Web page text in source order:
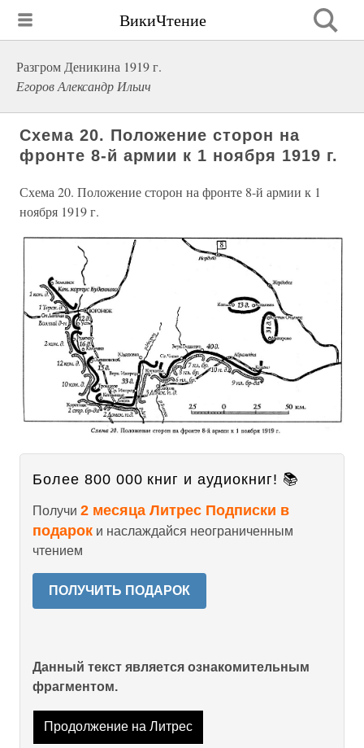
ВикиЧтение
Разгром Деникина 1919 г.
Егоров Александр Ильич
Схема 20. Положение сторон на
фронте 8-й армии к 1 ноября 1919 г.
Схема 20. Положение сторон на фронте 8-й армии к 1
ноября 1919 г.
Более 800 000 книг и аудиокниг! 📚
Получи 2 месяца Литрес Подписки в
подарок и наслаждайся неограниченным
чтением
ПОЛУЧИТЬ ПОДАРОК
Данный текст является ознакомительным
фрагментом.
Продолжение на Литрес